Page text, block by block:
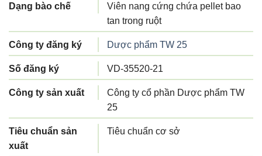
Dạng bào chế
Viên nang cứng chứa pellet bao
tan trong ruột
Công ty đăng ký Dược phẩm TW 25
Số đăng ký VD-35520-21
Công ty sản xuất
Công ty cổ phần Dược phẩm TW
25
Tiêu chuẩn sản
xuất
Tiêu chuẩn cơ sở